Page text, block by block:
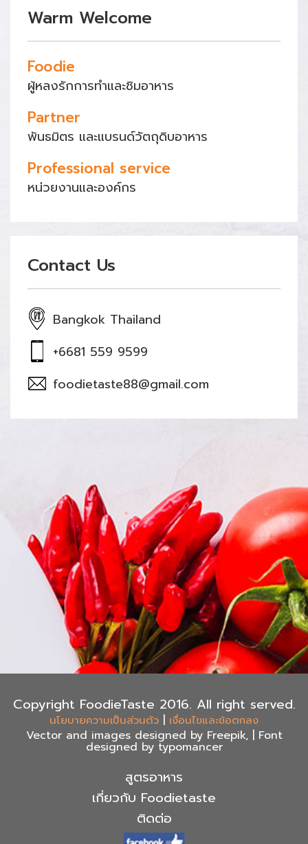
Warm Welcome
Foodie
ผู้หลงรักการทำและชิมอาหาร
Partner
พันธมิตร และแบรนด์วัตถุดิบอาหาร
Professional service
หน่วยงานและองค์กร
Contact Us
Bangkok Thailand
+6681 559 9599
foodietaste88@gmail.com
Copyright FoodieTaste 2016. All right served.
นโยบายความเป็นส่วนตัว | เงื่อนไขและข้อตกลง
Vector and images designed by Freepik, | Font
designed by typomancer
สูตรอาหาร
เกี่ยวกับ Foodietaste
ติดต่อ